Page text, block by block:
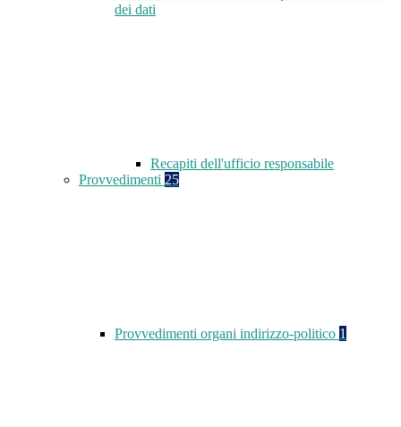
dei dati
Recapiti dell'ufficio responsabile
Provvedimenti 25
Provvedimenti organi indirizzo-politico 1